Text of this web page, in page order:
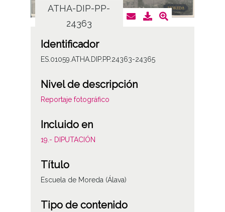
ATHA-DIP-PP-
24363
Identificador
ES.01059.ATHA.DIP.PP.24363-24365
Nivel de descripción
Reportaje fotográfico
Incluido en
19.- DIPUTACIÓN
Título
Escuela de Moreda (Álava)
Tipo de contenido